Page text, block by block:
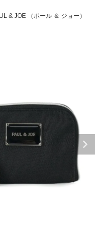
円(税込)
& JOE （ポール ＆ ジョー）